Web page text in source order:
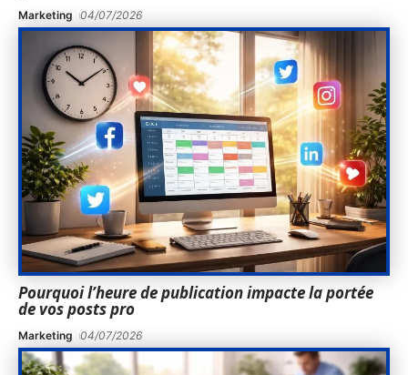
Marketing 04/07/2026
Pourquoi l’heure de publication impacte la portée
de vos posts pro
Marketing 04/07/2026